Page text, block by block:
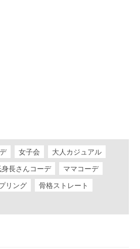
女子会
大人カジュアル
身長さんコーデ
ママコーデ
リング
骨格ストレート